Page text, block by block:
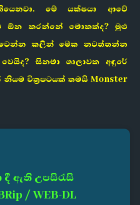
මේ යක්ෂයා ආවේ
ඕන කරන්නේ මොකක්ද? මුළු
කලින් මේක නවත්තන්න
සිනමා ශාලාවක අඳුරේ
චිත්‍රපටයක් තමයි Monster
දී ඇති උපසිරැසි
/ WEB-DL